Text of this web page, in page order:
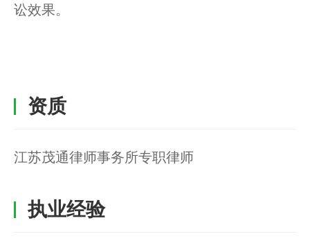
讼效果。
资质
江苏茂通律师事务所专职律师
执业经验